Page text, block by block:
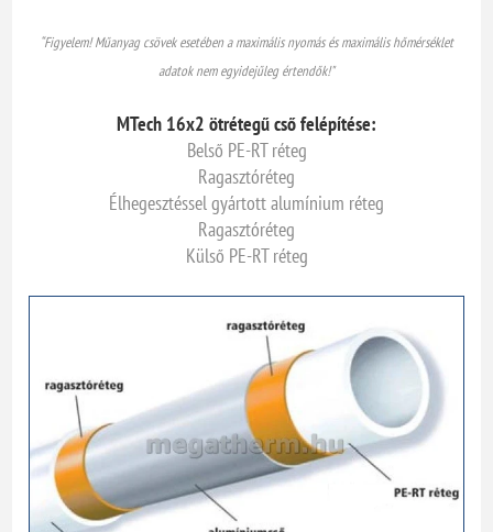
“Figyelem! Műanyag csövek esetében a maximális nyomás és maximális hőmérséklet
adatok nem egyidejűleg értendők!"
MTech 16x2 ötrétegű cső felépítése:
Belső PE-RT réteg
Ragasztóréteg
Élhegesztéssel gyártott alumínium réteg
Ragasztóréteg
Külső PE-RT réteg